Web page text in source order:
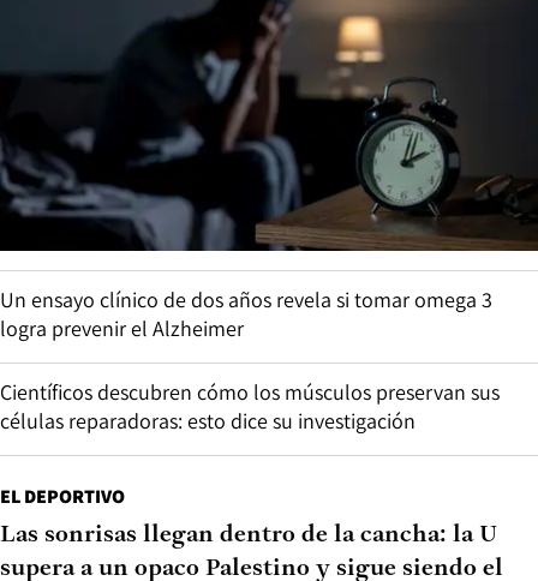
Un ensayo clínico de dos años revela si tomar omega 3
logra prevenir el Alzheimer
Científicos descubren cómo los músculos preservan sus
células reparadoras: esto dice su investigación
EL DEPORTIVO
Las sonrisas llegan dentro de la cancha: la U
supera a un opaco Palestino y sigue siendo el